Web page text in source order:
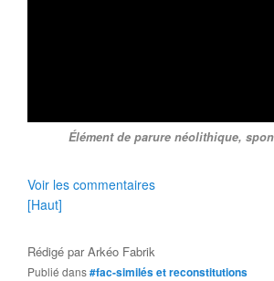
Élément de parure néolithique,
Voir les commentaires
[Haut]
Rédigé parArkéo Fabrik
Publié dans#fac-similés et reconstitutions